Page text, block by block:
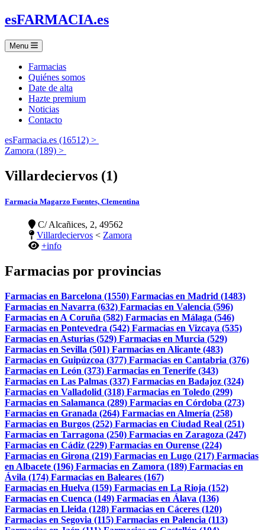
esFARMACIA.es
Menu
Farmacias
Quiénes somos
Date de alta
Hazte premium
Noticias
Contacto
esFarmacia.es (16512) >
Zamora (189) >
Villardeciervos (1)
Farmacia Magarzo Fuentes, Clementina
C/ Alcañices, 2, 49562
Villardeciervos < Zamora
+info
Farmacias por provincias
Farmacias en Barcelona (1550) Farmacias en Madrid (1483)
Farmacias en Navarra (632) Farmacias en Valencia (596)
Farmacias en A Coruña (582) Farmacias en Málaga (546)
Farmacias en Pontevedra (542) Farmacias en Vizcaya (535)
Farmacias en Asturias (529) Farmacias en Murcia (529)
Farmacias en Sevilla (501) Farmacias en Alicante (483)
Farmacias en Guipúzcoa (377) Farmacias en Cantabria (376)
Farmacias en León (373) Farmacias en Tenerife (343)
Farmacias en Las Palmas (337) Farmacias en Badajoz (324)
Farmacias en Valladolid (318) Farmacias en Toledo (299)
Farmacias en Salamanca (289) Farmacias en Córdoba (273)
Farmacias en Granada (264) Farmacias en Almería (258)
Farmacias en Burgos (252) Farmacias en Ciudad Real (251)
Farmacias en Tarragona (250) Farmacias en Zaragoza (247)
Farmacias en Cádiz (229) Farmacias en Ourense (224)
Farmacias en Girona (219) Farmacias en Lugo (217) Farmacias
en Albacete (196) Farmacias en Zamora (189) Farmacias en
Ávila (174) Farmacias en Baleares (167)
Farmacias en Huelva (159) Farmacias en La Rioja (152)
Farmacias en Cuenca (149) Farmacias en Álava (136)
Farmacias en Lleida (128) Farmacias en Cáceres (120)
Farmacias en Segovia (115) Farmacias en Palencia (113)